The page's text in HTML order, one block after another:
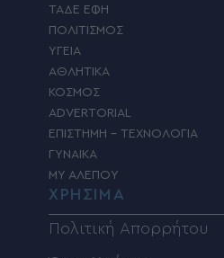
ΤΑΔΕ ΕΦΗ
ΠΟΛΙΤΙΣΜΟΣ
ΥΓΕΙΑ
ΑΘΛΗΤΙΚΑ
ΚΟΣΜΟΣ
ADVERTORIAL
ΕΠΙΣΤΗΜΗ – ΤΕΧΝΟΛΟΓΙΑ
ΓΥΝΑΙΚΑ
MY ΑΛΕΠΟΥ
ΧΡΗΣΙΜΑ
Πολιτική Απορρήτου